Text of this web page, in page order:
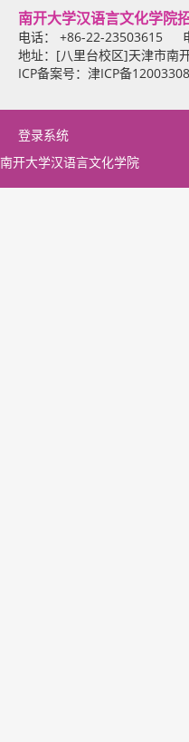
南开大学汉语言文化学院
电话： +86-22-23503615 电
地址：[八里台校区]天津市南
ICP备案号：津ICP备
登录系统
南开大学汉语言文化学院